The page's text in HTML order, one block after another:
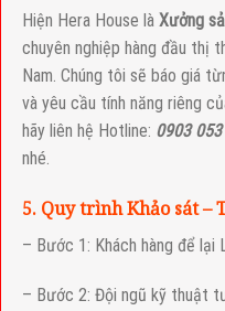
Hiện Hera House là Xưởng
chuyên nghiệp hàng đầu thị
Nam. Chúng tôi sẽ báo giá
và yêu cầu tính năng riêng
hãy liên hệ Hotline: 0903
nhé.
5. Quy trình Khảo sát –
– Bước 1: Khách hàng để lại
– Bước 2: Đội ngũ kỹ thuật